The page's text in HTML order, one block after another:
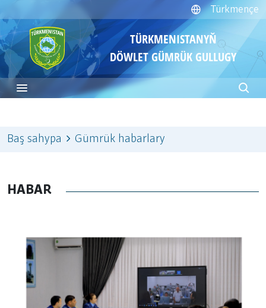
Türkmençe
TÜRKMENISTANYŇ
DÖWLET GÜMRÜK GULLUGY
Baş sahypa Gümrük habarlary
HABAR